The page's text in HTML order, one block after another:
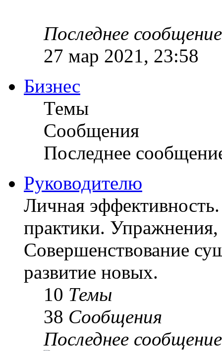
Последнее сообщение
27 мар 2021, 23:58
Бизнес
Темы
Сообщения
Последнее
Руководителю
Личная
практики.
Совершенствование
развитие новых.
10 Темы
38 Сообщения
Последнее сообщение